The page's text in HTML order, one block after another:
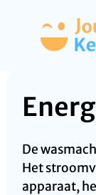
De
Het
apparaat,